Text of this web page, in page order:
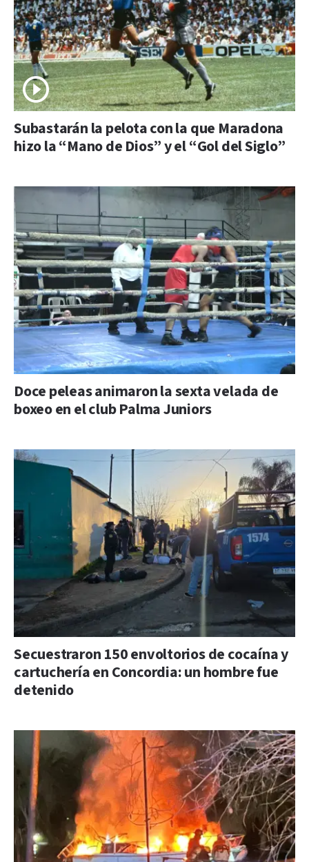
Subastarán la pelota con la que Maradona
hizo la “Mano de Dios” y el “Gol del Siglo”
Doce peleas animaron la sexta velada de
boxeo en el club Palma Juniors
Secuestraron 150 envoltorios de cocaína y
cartuchería en Concordia: un hombre fue
detenido